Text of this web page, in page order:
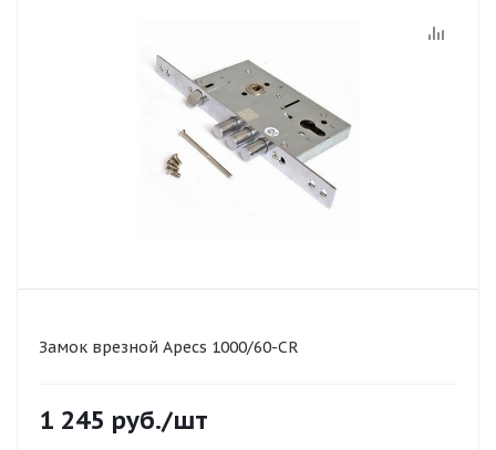
Замок врезной Apecs 1000/60-CR
1 245 руб./шт